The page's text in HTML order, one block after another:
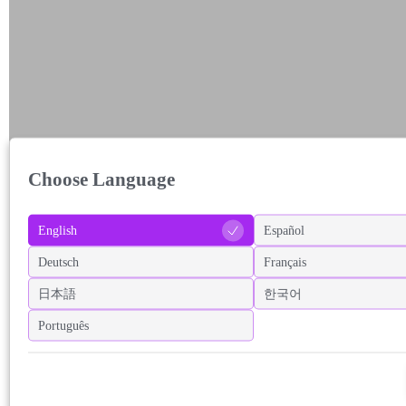
Choose Language
English Español
Deutsch Français
日本語 한국어
Português